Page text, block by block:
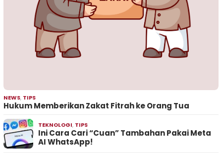
NEWS, TIPS
Hukum Memberikan Zakat Fitrah ke Orang Tua
TEKNOLOGI, TIPS
Ini Cara Cari “Cuan” Tambahan Pakai Meta
AI WhatsApp!